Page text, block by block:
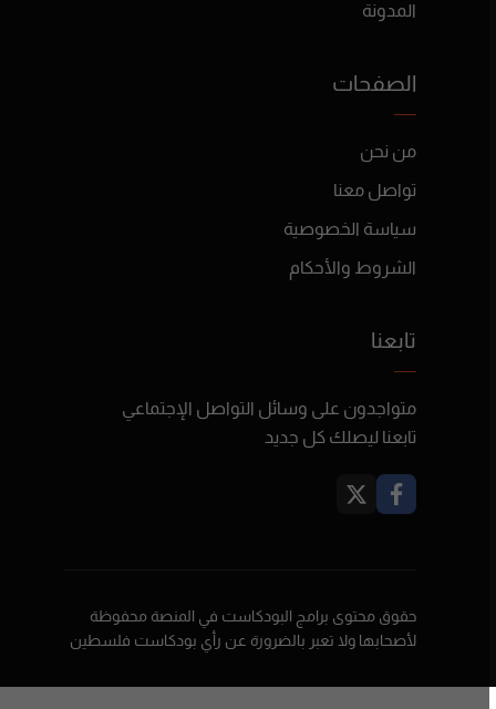
المدونة
الصفحات
من نحن
تواصل معنا
سياسة الخصوصية
الشروط والأحكام
تابعنا
متواجدون على وسائل التواصل الإجتماعي
تابعنا ليصلك كل جديد
حقوق محتوى برامج البودكاست في المنصة محفوظة
لأصحابها ولا تعبر بالضرورة عن رأي بودكاست فلسطين